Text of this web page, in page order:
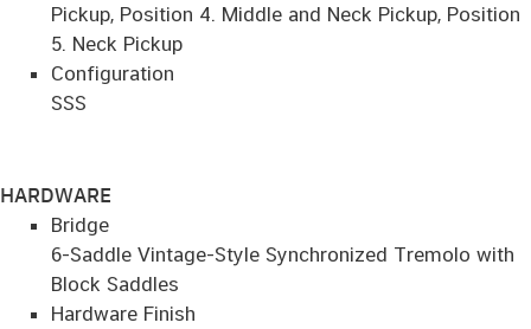
Pickup, Position 4. Middle and Neck Pickup, Position
5. Neck Pickup
Configuration
SSS
HARDWARE
Bridge
6-Saddle Vintage-Style Synchronized Tremolo with
Block Saddles
Hardware Finish